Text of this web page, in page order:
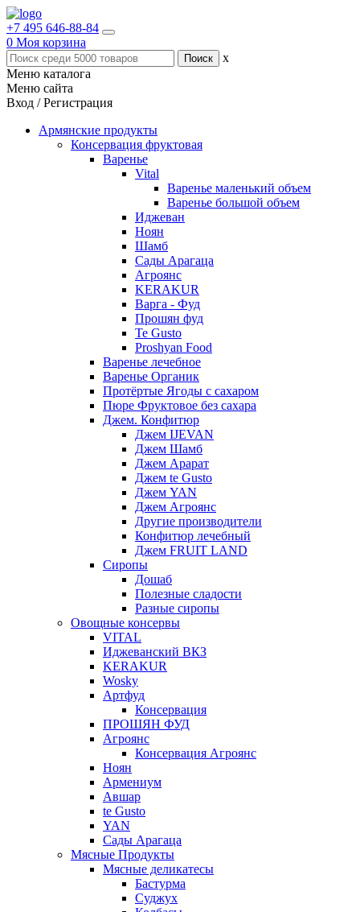
+7 495 646-88-84
0 Моя корзина
x
Меню каталога
Меню сайта
Вход / Регистрация
Армянские продукты
Консервация фруктовая
Варенье
Vital
Варенье маленький объем
Варенье большой объем
Иджеван
Ноян
Шамб
Сады Арагаца
Агроянс
KERAKUR
Варга - Фуд
Прошян фуд
Te Gusto
Proshyan Food
Варенье лечебное
Варенье Органик
Протёртые Ягоды с сахаром
Пюре Фруктовое без сахара
Джем. Конфитюр
Джем IJEVAN
Джем Шамб
Джем Арарат
Джем te Gusto
Джем YAN
Джем Агроянс
Другие производители
Конфитюр лечебный
Джем FRUIT LAND
Сиропы
Дошаб
Полезные сладости
Разные сиропы
Овощные консервы
VITAL
Иджеванский ВКЗ
KERAKUR
Wosky
Артфуд
Консервация
ПРОШЯН ФУД
Агроянс
Консервация Агроянс
Ноян
Армениум
Авшар
te Gusto
YAN
Сады Арагаца
Мясные Продукты
Мясные деликатесы
Бастурма
Суджух